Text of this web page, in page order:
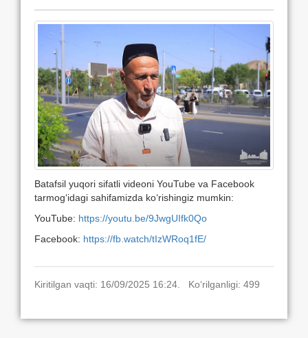
Batafsil yuqori sifatli videoni YouTube va Facebook
tarmog‘idagi sahifamizda ko‘rishingiz mumkin:
YouTube: https://youtu.be/9JwgUIfk0Qo
Facebook: https://fb.watch/tIzWRoq1fE/
Kiritilgan vaqti: 16/09/2025 16:24. Ko‘rilganligi: 499